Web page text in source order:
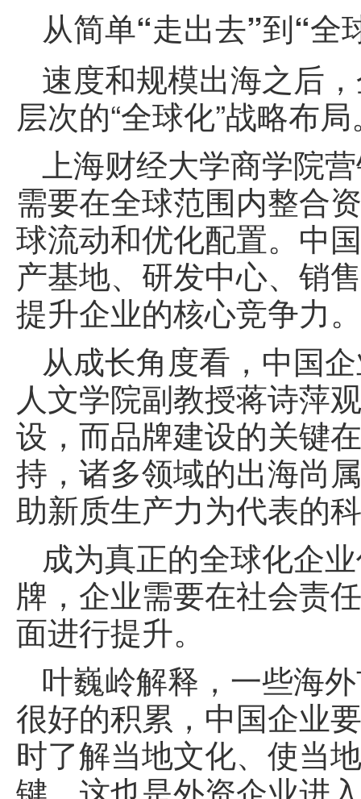
从简单“走出去”到“全
速度和规模出海之后
层次的“全球化”战略布
上海财经大学商学院
需要在全球范围内整合
球流动和优化配置。中
产基地、研发中心、销
提升企业的核心竞争力。
从成长角度看，中国
人文学院副教授蒋诗萍
设，而品牌建设的关键
持，诸多领域的出海尚
助新质生产力为代表的
成为真正的全球化企
牌，企业需要在社会责
面进行提升。
叶巍岭解释，一些海
很好的积累，中国企业
时了解当地文化、使当